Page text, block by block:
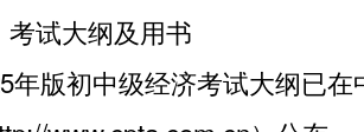
试大纲及用书
版初中级经济考试大纲已在